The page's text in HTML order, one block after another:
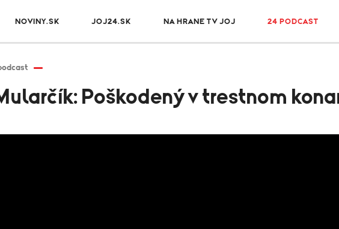
NOVINY.SK JOJ24.SK NA HRANE TV JOJ 24 PODCAST
Poškodený v trestnom